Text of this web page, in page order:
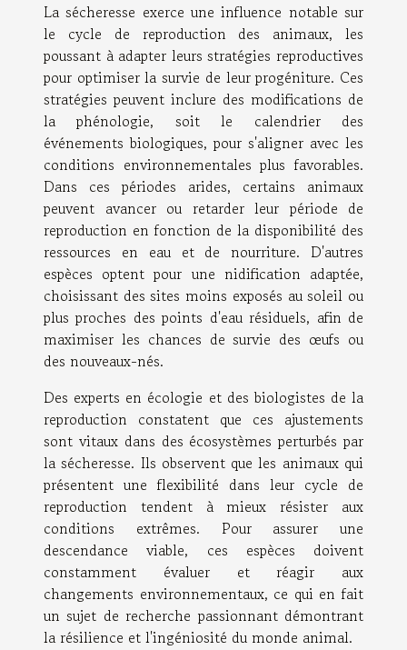
La sécheresse exerce une influence notable sur
le cycle de reproduction des animaux, les
poussant à adapter leurs stratégies reproductives
pour optimiser la survie de leur progéniture. Ces
stratégies peuvent inclure des modifications de
la phénologie, soit le calendrier des
événements biologiques, pour s'aligner avec les
conditions environnementales plus favorables.
Dans ces périodes arides, certains animaux
peuvent avancer ou retarder leur période de
reproduction en fonction de la disponibilité des
ressources en eau et de nourriture. D'autres
espèces optent pour une nidification adaptée,
choisissant des sites moins exposés au soleil ou
plus proches des points d'eau résiduels, afin de
maximiser les chances de survie des œufs ou
des nouveaux-nés.
Des experts en écologie et des biologistes de la
reproduction constatent que ces ajustements
sont vitaux dans des écosystèmes perturbés par
la sécheresse. Ils observent que les animaux qui
présentent une flexibilité dans leur cycle de
reproduction tendent à mieux résister aux
conditions extrêmes. Pour assurer une
descendance viable, ces espèces doivent
constamment évaluer et réagir aux
changements environnementaux, ce qui en fait
un sujet de recherche passionnant démontrant
la résilience et l'ingéniosité du monde animal.